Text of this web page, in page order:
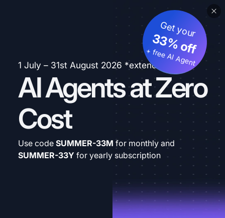
1 July – 31st August 2026 *extended
AI Agents at Zero
Cost
Get your
33% off
+ free AI Agent
Use code SUMMER-33M for monthly and
SUMMER-33Y for yearly subscription